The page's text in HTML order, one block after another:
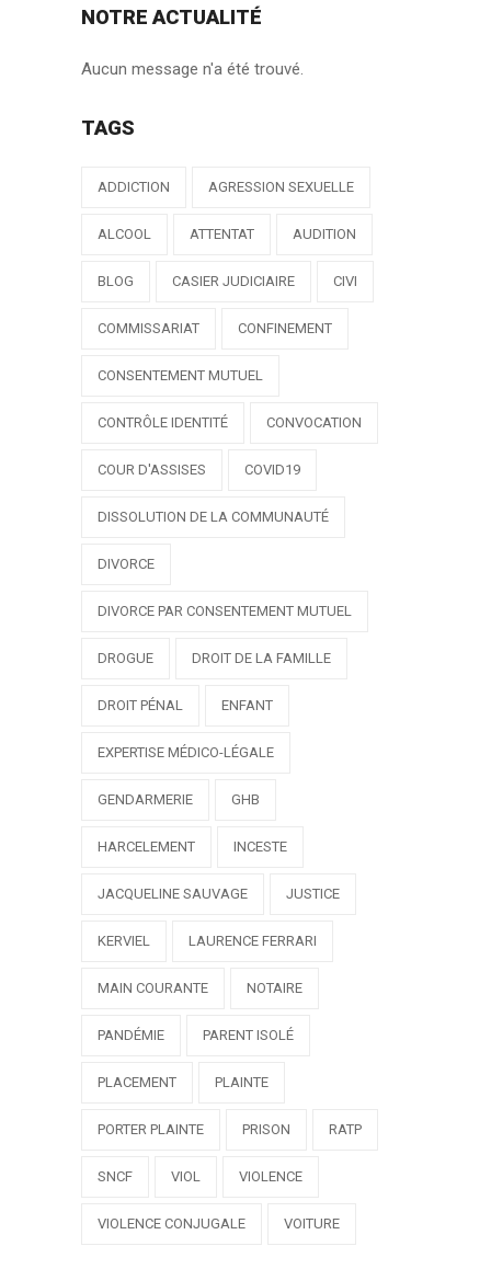
NOTRE ACTUALITÉ
Aucun message n'a été trouvé.
TAGS
ADDICTION AGRESSION SEXUELLE
ALCOOL ATTENTAT AUDITION
BLOG CASIER JUDICIAIRE CIVI
COMMISSARIAT CONFINEMENT
CONSENTEMENT MUTUEL
CONTRÔLE IDENTITÉ CONVOCATION
COUR D'ASSISES COVID19
DISSOLUTION DE LA COMMUNAUTÉ
DIVORCE
DIVORCE PAR CONSENTEMENT MUTUEL
DROGUE DROIT DE LA FAMILLE
DROIT PÉNAL ENFANT
EXPERTISE MÉDICO-LÉGALE
GENDARMERIE GHB
HARCELEMENT INCESTE
JACQUELINE SAUVAGE JUSTICE
KERVIEL LAURENCE FERRARI
MAIN COURANTE NOTAIRE
PANDÉMIE PARENT ISOLÉ
PLACEMENT PLAINTE
PORTER PLAINTE PRISON RATP
SNCF VIOL VIOLENCE
VIOLENCE CONJUGALE VOITURE